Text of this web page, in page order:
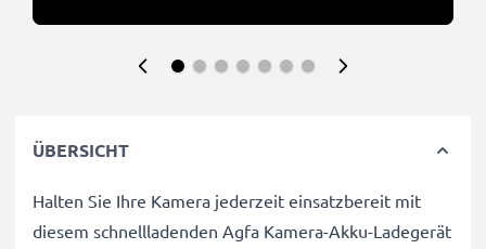
ÜBERSICHT
Halten Sie Ihre Kamera jederzeit einsatzbereit mit
diesem schnellladenden Agfa Kamera-Akku-Ladegerät